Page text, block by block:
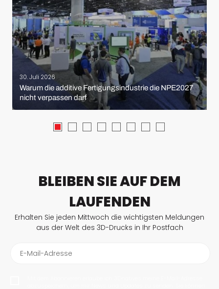
30. Juli 2026
Warum die additive Fertigungsindustrie die NPE2027
nicht verpassen darf
BLEIBEN SIE AUF DEM
LAUFENDEN
Erhalten Sie jeden Mittwoch die wichtigsten Meldungen
aus der Welt des 3D-Drucks in Ihr Postfach
E-Mail-Adresse